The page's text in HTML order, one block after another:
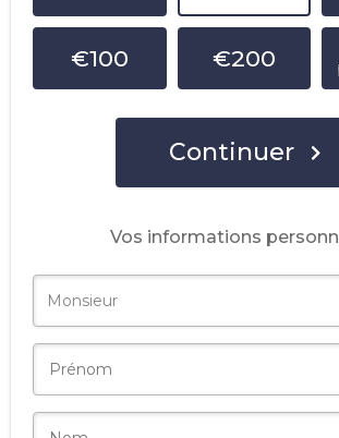
€100 €200
Continuer
Vos informations